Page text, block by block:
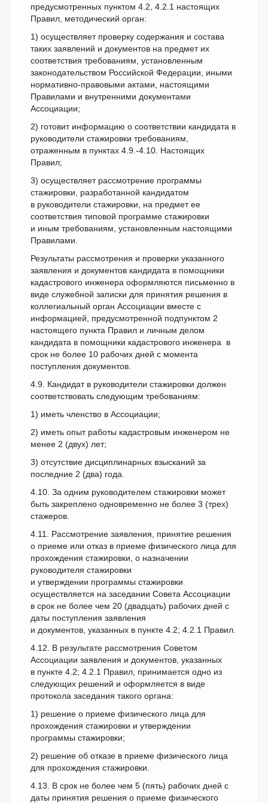
предусмотренных пунктом 4.2, 4.2.1 настоящих
Правил, методический орган:
1) осуществляет проверку содержания и состава
таких заявлений и документов на предмет их
соответствия требованиям, установленным
законодательством Российской Федерации, иными
нормативно-правовыми актами, настоящими
Правилами и внутренними документами
Ассоциации;
2) готовит информацию о соответствии кандидата в
руководители стажировки требованиям,
отраженным в пунктах 4.9.-4.10. Настоящих
Правил;
3) осуществляет рассмотрение программы
стажировки, разработанной кандидатом
в руководители стажировки, на предмет ее
соответствия типовой программе стажировки
и иным требованиям, установленным настоящими
Правилами.
Результаты рассмотрения и проверки указанного
заявления и документов кандидата в помощники
кадастрового инженера оформляются письменно в
виде служебной записки для принятия решения в
коллегиальный орган Ассоциации вместе с
информацией, предусмотренной подпунктом 2
настоящего пункта Правил и личным делом
кандидата в помощники кадастрового инженера в
срок не более 10 рабочих дней с момента
поступления документов.
4.9. Кандидат в руководители стажировки должен
соответствовать следующим требованиям:
1) иметь членство в Ассоциации;
2) иметь опыт работы кадастровым инженером не
менее 2 (двух) лет;
3) отсутствие дисциплинарных взысканий за
последние 2 (два) года.
4.10. За одним руководителем стажировки может
быть закреплено одновременно не более 3 (трех)
стажеров.
4.11. Рассмотрение заявления, принятие решения
о приеме или отказ в приеме физического лица для
прохождения стажировки, о назначении
руководителя стажировки
и утверждении программы стажировки
осуществляется на заседании Совета Ассоциации
в срок не более чем 20 (двадцать) рабочих дней с
даты поступления заявления
и документов, указанных в пункте 4.2; 4.2.1 Правил.
4.12. В результате рассмотрения Советом
Ассоциации заявления и документов, указанных
в пункте 4.2; 4.2.1 Правил, принимается одно из
следующих решений и оформляется в виде
протокола заседания такого органа:
1) решение о приеме физического лица для
прохождения стажировки и утверждении
программы стажировки;
2) решение об отказе в приеме физического лица
для прохождения стажировки.
4.13. В срок не более чем 5 (пять) рабочих дней с
даты принятия решения о приеме физического